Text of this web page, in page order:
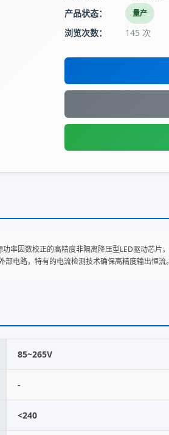
产品状态：
量产
浏览次数： 145 次
功率因数校正的高精度非隔离降压型LED驱动芯
部电路，特有的电流检测技术确保高精度输出恒
85~265V
-
<240